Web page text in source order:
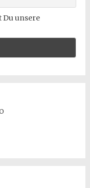
Du unsere